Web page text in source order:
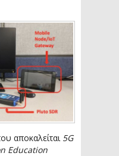
αποκαλείται 5G
Education